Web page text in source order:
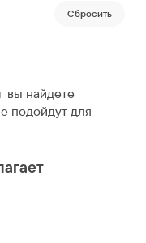
Cбросить
вы найдете
подойдут для